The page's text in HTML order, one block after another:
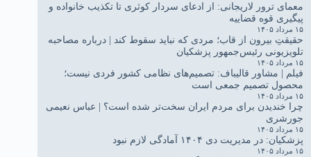
معمای ترور لاریجانی: از ادعای سردار کوثری تا تکذیب خانواده و
پیگیری قوه قضاییه
۱۵ مرداد ۱۴۰۵
حقیقتِ بیرون از قاب؛ مردی که نباید سقوط کند | درباره مصاحبه
تلویزیونی رئیس‌جمهور پزشکیان
۱۵ مرداد ۱۴۰۵
فیلم | مشاور قالیباف: تصمیم‌های نظامی کشور فردی نیست؛
محصول تصمیم جمعی است
۱۵ مرداد ۱۴۰۵
چرا خندیدن برای مردم ایران سخت‌تر شده است؟ | عباس نعیمی
جورشری
۱۵ مرداد ۱۴۰۵
پزشکیان: در مدیریت دی ۱۴۰۴ آمادگی لازم نبود
۱۵ مرداد ۱۴۰۵